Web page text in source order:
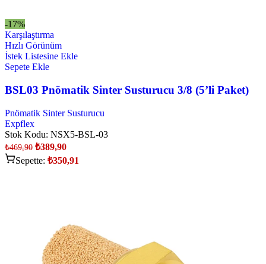
-17%
Karşılaştırma
Hızlı Görünüm
İstek Listesine Ekle
Sepete Ekle
BSL03 Pnömatik Sinter Susturucu 3/8 (5’li Paket)
Pnömatik Sinter Susturucu
Expflex
Stok Kodu: NSX5-BSL-03
₺469,90 ₺389,90
Sepette: ₺350,91